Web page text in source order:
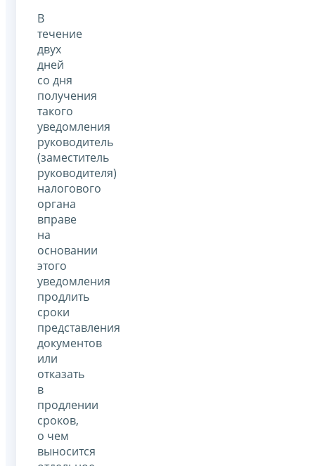
В
течение
двух
дней
со дня
получения
такого
уведомления
руководитель
(заместитель
руководителя)
налогового
органа
вправе
на
основании
этого
уведомления
продлить
сроки
представления
документов
или
отказать
в
продлении
сроков,
о чем
выносится